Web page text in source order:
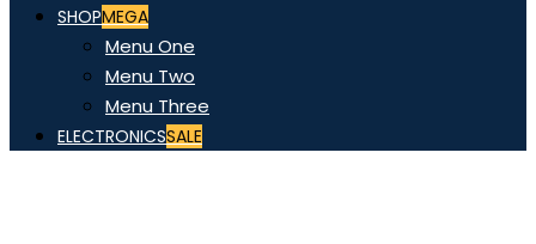
SHOPMEGA
Menu One
Menu Two
Menu Three
ELECTRONICSSALE